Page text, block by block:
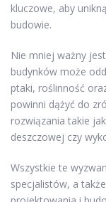
kluczowe, aby
budowie.
Nie mniej ważny jest
budynków może
ptaki, roślinność
powinni dążyć do
rozwiązania takie
deszczowej czy
Wszystkie te
specjalistów, a